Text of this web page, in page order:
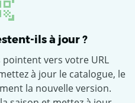
ils à jour ?
pointent vers votre URL
à jour le catalogue, le
la nouvelle version.